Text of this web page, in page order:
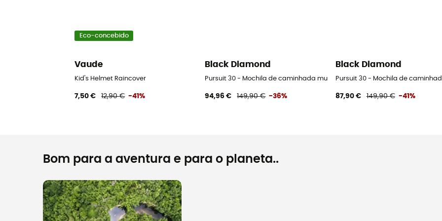
Eco-concebido
Vaude
Kid's Helmet Raincover
7,50 € 12,90 € -41%
Black Diamond
Pursuit 30 - Mochila de caminhada mulher
94,96 € 149,90 € -36%
Black Diamond
Pursuit 30 - Mochila de
87,90 € 149,90 € -41%
Bom para a aventura e para o planeta..